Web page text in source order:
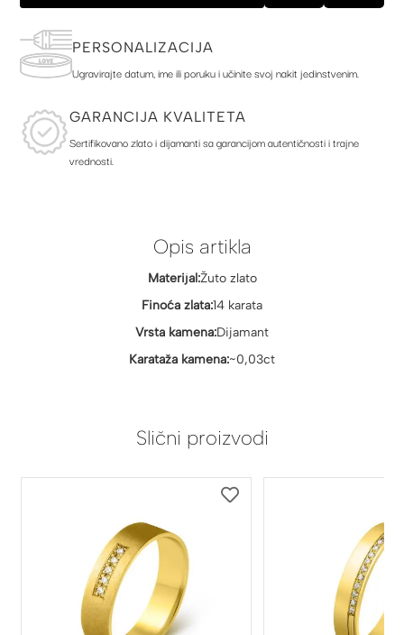
PERSONALIZACIJA
Ugravirajte datum, ime ili poruku i učinite svoj nakit jedinstvenim.
GARANCIJA KVALITETA
Sertifikovano zlato i dijamanti sa garancijom autentičnosti i trajne
vrednosti.
Opis artikla
Materijal:Žuto zlato
Finoća zlata:14 karata
Vrsta kamena:Dijamant
Karataža kamena:~0,03ct
Slični proizvodi